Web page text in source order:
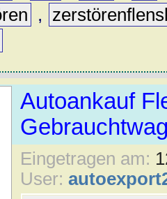
,
Autoankauf
Eingetragen am:
User: